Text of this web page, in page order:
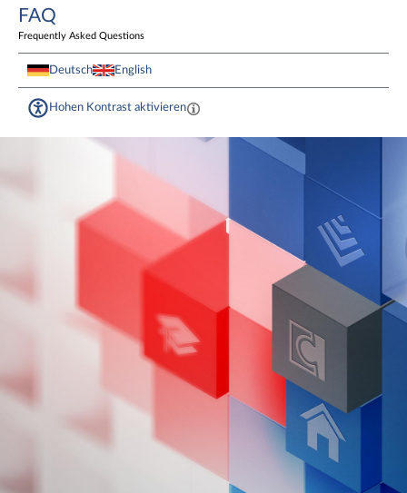
FAQ
Frequently Asked Questions
Deutsch English
Hohen Kontrast aktivieren